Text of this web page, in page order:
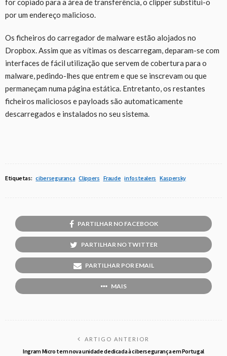
for copiado para a área de transferência, o clipper substitui-o
por um endereço malicioso.
Os ficheiros do carregador de malware estão alojados no
Dropbox. Assim que as vítimas os descarregam, deparam-se com
interfaces de fácil utilização que servem de cobertura para o
malware, pedindo-lhes que entrem e que se inscrevam ou que
permaneçam numa página estática. Entretanto, os restantes
ficheiros maliciosos e payloads são automaticamente
descarregados e instalados no seu sistema.
Etiquetas: cibersegurança Clippers Fraude infostealers Kaspersky
PARTILHAR NO FACEBOOK
PARTILHAR NO TWITTER
PARTILHAR POR EMAIL
MAIS
ARTIGO ANTERIOR
Ingram Micro tem nova unidade dedicada à cibersegurança em Portugal